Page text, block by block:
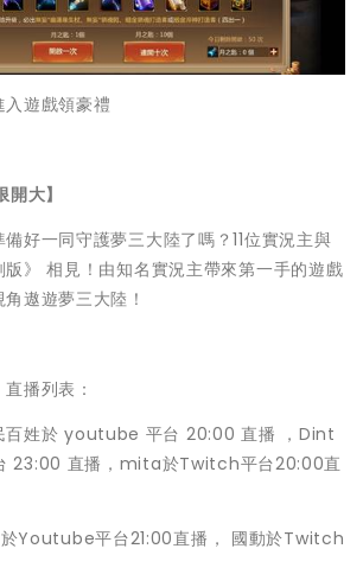
遊戲領豪禮
開大】
好一同守護夢三大陸了嗎？11位實況主與
》 相見！由知名實況主帶來第一手的遊戲
遨遊夢三大陸！
播列表：
姓於 youtube 平台 20:00 直播 ，Dint
23:00 直播，mita於Twitch平台20:00直
Youtube平台21:00直播， 國動於Twitch